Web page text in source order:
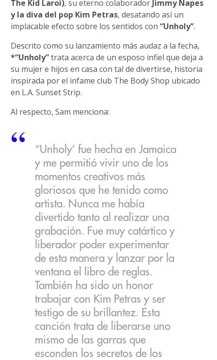
The Kid Laroi), su eterno colaborador Jimmy Napes
y la diva del pop Kim Petras, desatando así un
implacable efecto sobre los sentidos con“Unholy”.
Descrito como su lanzamiento más audaz a la fecha,
*“Unholy”trata acerca de un esposo infiel que deja a
su mujer e hijos en casa con tal de divertirse, historia
inspirada por el infame club The Body Shop ubicado
en L.A. Sunset Strip.
Al respecto, Sam menciona:
“Unholy’ fue hecha en Jamaica
y me permitió vivir uno de los
momentos creativos más
gloriosos que he tenido como
artista. Nunca me había
divertido tanto al realizar una
grabación. Fue muy catártico y
liberador poder experimentar
de esta manera y lanzar por la
ventana el libro de reglas.
También ha sido un honor
trabajar con Kim Petras y ser
testigo de su brillantez. Esta
canción trata de liberarse uno
mismo de las garras que
esconden los secretos de los